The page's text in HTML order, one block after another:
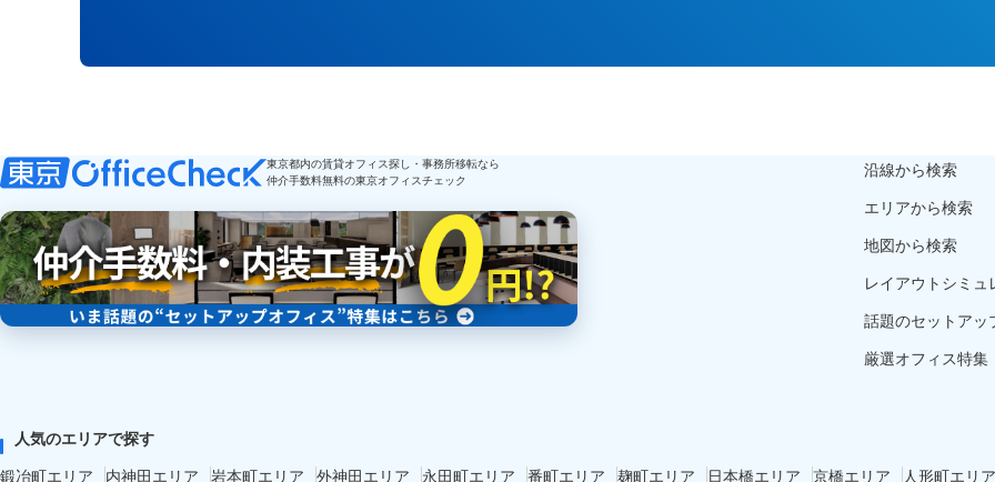
東京都内の賃貸オフィス探し・事務所移転なら
仲介手数料無料の東京オフィスチェック
沿線から検索
エリアから検索
地図から検索
レイアウトシミュ
話題のセットアッ
厳選オフィス特集
人気のエリアで探す
鍛冶町エリア
内神田エリア 岩本町エリア 外神田エリア 永田町エリア 番町エリア 麹町エリア 日本橋エリア 京橋エリア 人形町エリア